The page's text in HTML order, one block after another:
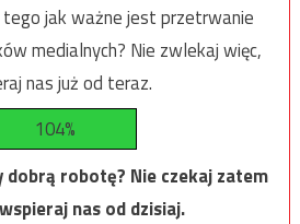
jak ważne jest przetrwanie
medialnych? Nie zwlekaj więc,
nas już od teraz.
104%
dobrą robotę? Nie czekaj zatem
nas od dzisiaj.